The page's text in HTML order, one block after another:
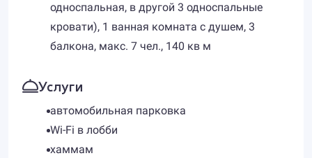
односпальная, в другой 3 односпальные
кровати), 1 ванная комната с душем, 3
балкона, макс. 7 чел., 140 кв м
Услуги
автомобильная парковка
Wi-Fi в лобби
хаммам